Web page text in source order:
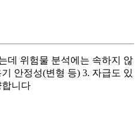
데 위험물 분석에는 속하지 않
안정성(변형 등) 3. 자급도 있
합니다